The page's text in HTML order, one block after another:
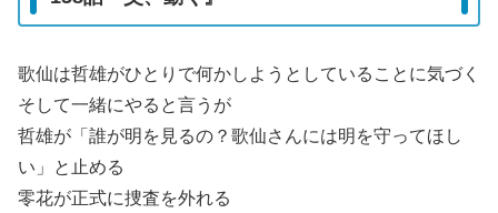
歌仙は哲雄がひとりで何かしようとしていることに気づく
そして一緒にやると言うが
哲雄が「誰が明を見るの？歌仙さんには明を守ってほし
い」と止める
零花が正式に捜査を外れる